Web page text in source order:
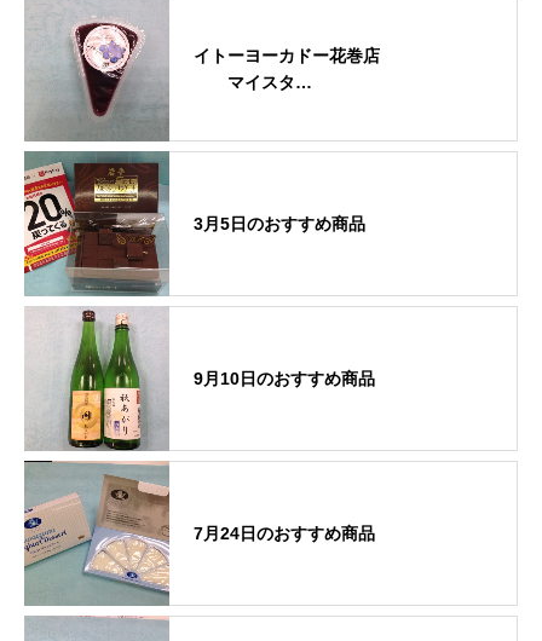
イトーヨーカドー花巻店
マイスタ…
3月5日のおすすめ商品
9月10日のおすすめ商品
7月24日のおすすめ商品